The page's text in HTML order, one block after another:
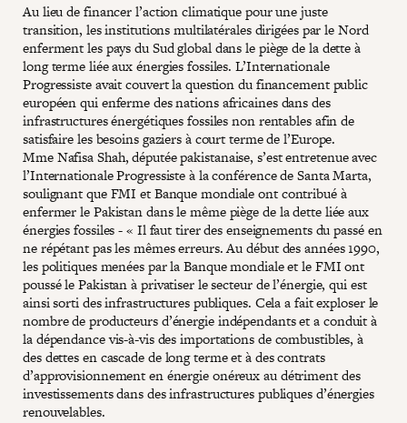
Au lieu de financer l’action climatique pour une juste
transition, les institutions multilatérales dirigées par le Nord
enferment les pays du Sud global dans le piège de la dette à
long terme liée aux énergies fossiles. L’Internationale
Progressiste avait couvert la question du financement public
européen qui enferme des nations africaines dans des
infrastructures énergétiques fossiles non rentables afin de
satisfaire les besoins gaziers à court terme de l’Europe.
Mme Nafisa Shah, députée pakistanaise, s’est entretenue avec
l’Internationale Progressiste à la conférence de Santa Marta,
soulignant que FMI et Banque mondiale ont contribué à
enfermer le Pakistan dans le même piège de la dette liée aux
énergies fossiles - « Il faut tirer des enseignements du passé en
ne répétant pas les mêmes erreurs. Au début des années 1990,
les politiques menées par la Banque mondiale et le FMI ont
poussé le Pakistan à privatiser le secteur de l’énergie, qui est
ainsi sorti des infrastructures publiques. Cela a fait exploser le
nombre de producteurs d’énergie indépendants et a conduit à
la dépendance vis-à-vis des importations de combustibles, à
des dettes en cascade de long terme et à des contrats
d’approvisionnement en énergie onéreux au détriment des
investissements dans des infrastructures publiques d’énergies
renouvelables.